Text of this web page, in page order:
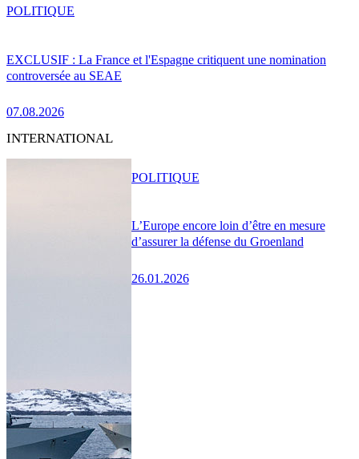
EXCLUSIF : La France et l'Espagne critiquent une nomination
controversée au SEAE
07.08.2026
POLITIQUE
INTERNATIONAL
L’Europe encore loin d’être en mesure
d’assurer la défense du Groenland
26.01.2026
POLITIQUE